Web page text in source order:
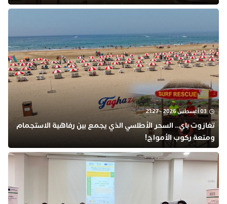
03 أغسطس 2026 - 21:27
تغازوت باي.. السحر الأطلسي الذي يجمع بين رفاهية الاستجمام
ومتعة ركوب الأمواج!